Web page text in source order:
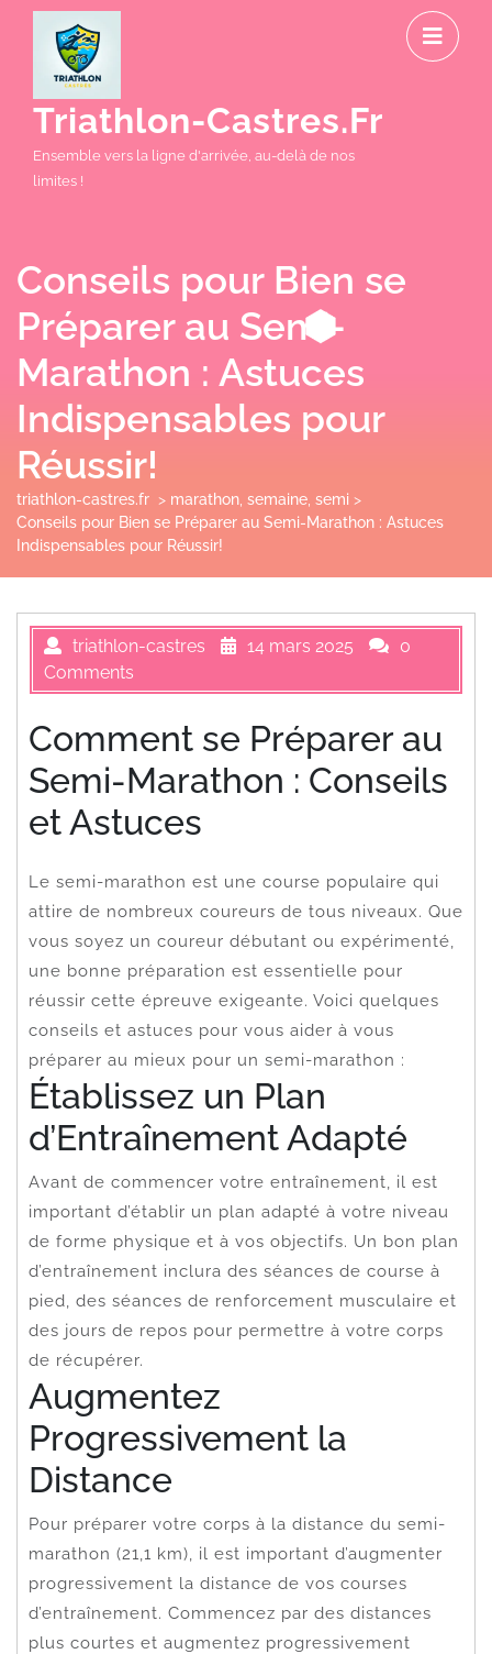
Triathlon-Castres.fr
Ensemble vers la ligne d'arrivée, au-delà de nos
limites !
Conseils pour Bien se
Préparer au Semi-
Marathon : Astuces
Indispensables pour
Réussir!
triathlon-castres.fr > marathon semaine semi >
Conseils pour Bien se Préparer au Semi-Marathon : Astuces
Indispensables pour Réussir!
triathlon-castres 14 mars 2025
0
Comments
Comment se Préparer au
Semi-Marathon : Conseils
et Astuces
Le semi-marathon est une course populaire qui
attire de nombreux coureurs de tous niveaux. Que
vous soyez un coureur débutant ou expérimenté,
une bonne préparation est essentielle pour
réussir cette épreuve exigeante. Voici quelques
conseils et astuces pour vous aider à vous
préparer au mieux pour un semi-marathon :
Établissez un Plan
d’Entraînement Adapté
Avant de commencer votre entraînement, il est
important d’établir un plan adapté à votre niveau
de forme physique et à vos objectifs. Un bon plan
d’entraînement inclura des séances de course à
pied, des séances de renforcement musculaire et
des jours de repos pour permettre à votre corps
de récupérer.
Augmentez
Progressivement la
Distance
Pour préparer votre corps à la distance du semi-
marathon (21,1 km), il est important d’augmenter
progressivement la distance de vos courses
d’entraînement. Commencez par des distances
plus courtes et augmentez progressivement